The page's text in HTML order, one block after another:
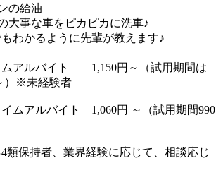
の給油
大事な車をピカピカに洗車♪
わかるように先輩が教えます♪
ムアルバイト 1,150円～（試用期間は
）※未経験者
ムアルバイト 1,060円 ～（試用期間990
）
類保持者、業界経験に応じて、相談応じ